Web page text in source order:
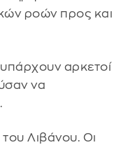
ροών προς και
αρκετοί
να
Λιβάνου. Οι